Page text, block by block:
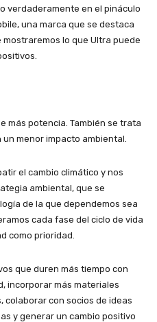
verdaderamente en el pináculo
una marca que se destaca
lo que Ultra puede
más potencia. También se trata
menor impacto ambiental.
el cambio climático y nos
ambiental, que se
de la que dependemos sea
cada fase del ciclo de vida
como prioridad.
que duren más tiempo con
incorporar más materiales
colaborar con socios de ideas
y generar un cambio positivo